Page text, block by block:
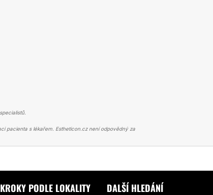
pacienta s lékařem. Estheticon.cz není odpovědný za
PODLE LOKALITY DALŠÍ HLEDÁNÍ